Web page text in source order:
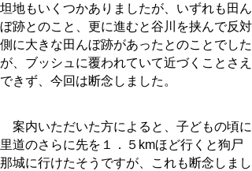
坦地もいくつかありましたが、いずれも田ん
ぼ跡とのこと、更に進むと谷川を挟んで反対
側に大きな田んぼ跡があったとのことでした
が、ブッシュに覆われていて近づくことさえ
できず、今回は断念しました。
案内いただいた方によると、子どもの頃に
里道のさらに先を１．５kmほど行くと狗尸
那城に行けたそうですが、これも断念しまし